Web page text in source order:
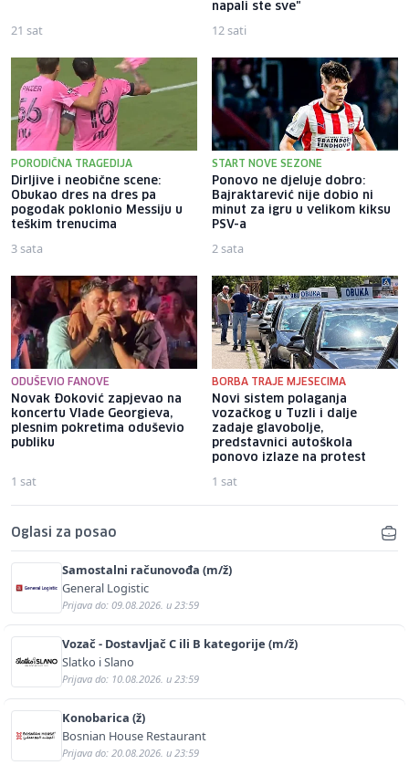
21 sat
napali ste sve"
12 sati
PORODIČNA TRAGEDIJA
Dirljive i neobične scene:
Obukao dres na dres pa
pogodak poklonio Messiju u
teškim trenucima
3 sata
START NOVE SEZONE
Ponovo ne djeluje dobro:
Bajraktarević nije dobio ni
minut za igru u velikom kiksu
PSV-a
2 sata
ODUŠEVIO FANOVE
Novak Đoković zapjevao na
koncertu Vlade Georgieva,
plesnim pokretima oduševio
publiku
1 sat
BORBA TRAJE MJESECIMA
Novi sistem polaganja
vozačkog u Tuzli i dalje
zadaje glavobolje,
predstavnici autoškola
ponovo izlaze na protest
1 sat
Oglasi za posao
Samostalni računovođa (m/ž)
General Logistic
Prijava do: 09.08.2026. u 23:59
Vozač - Dostavljač C ili B kategorije (m/ž)
Slatko i Slano
Prijava do: 10.08.2026. u 23:59
Konobarica (ž)
Bosnian House Restaurant
Prijava do: 20.08.2026. u 23:59